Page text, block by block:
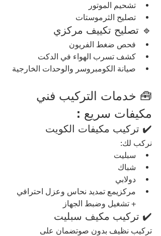
تشحيم الموتور
تصليح الثرموستات
🔹 تصليح تكييف مركزي
فحص ضغط الفريون
كشف تسرب الهواء في الدكت
صيانة الكومبروسر والوحدات الخارجية
🧰 خدمات التركيب فني
مكيفات سريع :
✔️ تركيب مكيفات الكويت
نركب لك:
سبليت
شباك
دولابي
مركزيمع تمديد نحاس وعزل احترافي
+ تشغيل وضبط الجهاز
✔️ تركيب مكيف سبليت
تركيب نظيف بدون صوتضمان على